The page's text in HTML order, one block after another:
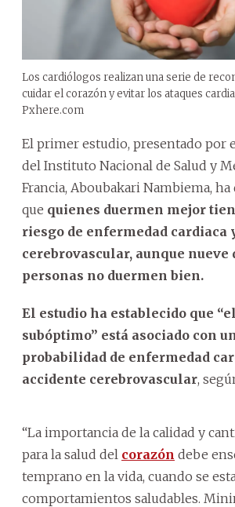
Los cardiólogos realizan una serie de
cuidar el corazón y evitar los ataques
Pxhere.com
El primer estudio, presentado por
del Instituto Nacional de Salud y
Francia, Aboubakari Nambiema,
que quienes duermen mejor
riesgo de enfermedad cardiaca
cerebrovascular, aunque nueve
personas no duermen bien.
El estudio ha establecido que
subóptimo” está asociado con
probabilidad de enfermedad
accidente cerebrovascular,
“La importancia de la calidad y
para la salud del corazón debe
temprano en la vida, cuando se
comportamientos saludables.